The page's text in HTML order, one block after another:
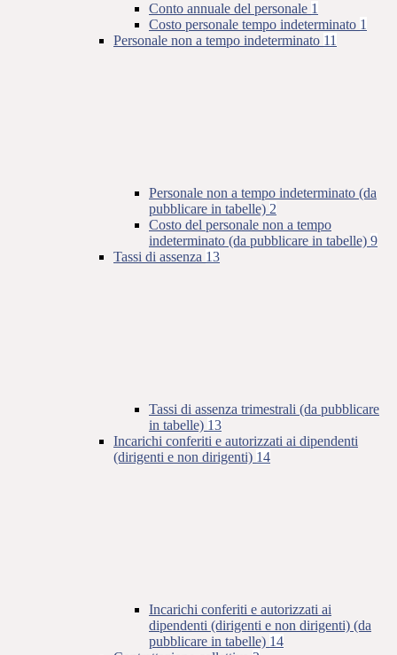
Conto annuale del personale 1
Costo personale tempo indeterminato 1
Personale non a tempo indeterminato 11
Personale non a tempo indeterminato (da
pubblicare in tabelle) 2
Costo del personale non a tempo
indeterminato (da pubblicare in tabelle) 9
Tassi di assenza 13
Tassi di assenza trimestrali (da pubblicare
in tabelle) 13
Incarichi conferiti e autorizzati ai dipendenti
(dirigenti e non dirigenti) 14
Incarichi conferiti e autorizzati ai
dipendenti (dirigenti e non dirigenti) (da
pubblicare in tabelle) 14